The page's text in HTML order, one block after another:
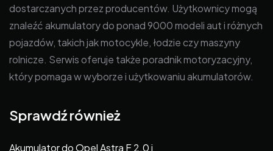
dostarczanych przez producentów. Użytkownicy mogą
znaleźć akumulatory do ponad 9000 modeli aut i różnych
pojazdów, takich jak motocykle, łodzie czy maszyny
rolnicze. Serwis oferuje także poradnik motoryzacyjny,
który pomaga w wyborze i użytkowaniu akumulatorów.
Sprawdź również
Akumulator do Opel Astra F 2.0 i